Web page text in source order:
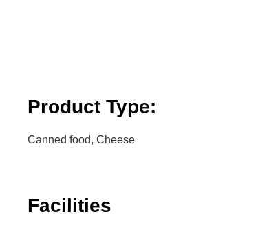
Product Type:
Canned food, Cheese
Facilities